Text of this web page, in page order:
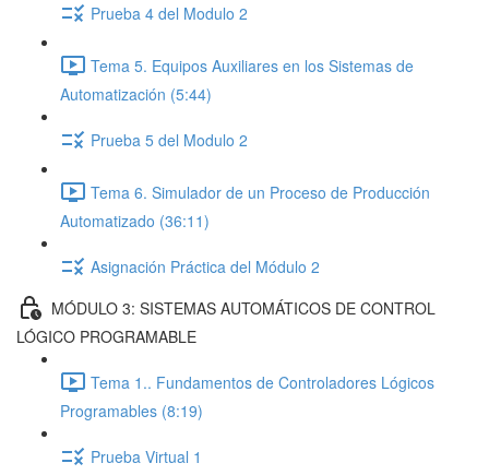
Prueba 4 del Modulo 2
Tema 5. Equipos Auxiliares en los Sistemas de
Automatización (5:44)
Prueba 5 del Modulo 2
Tema 6. Simulador de un Proceso de Producción
Automatizado (36:11)
Asignación Práctica del Módulo 2
MÓDULO 3: SISTEMAS AUTOMÁTICOS DE CONTROL
LÓGICO PROGRAMABLE
Tema 1.. Fundamentos de Controladores Lógicos
Programables (8:19)
Prueba Virtual 1